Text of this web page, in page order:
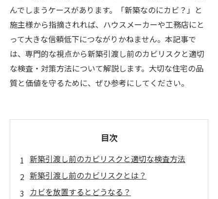
んでしまうケースがあります。「新築なのにカビ？」と
施主様から指摘されれば、ハウスメーカーや工務店にと
って大きな信頼低下につながりかねません。本記事で
は、専門的な視点から新築引渡し前のカビリスクと適切
な検査・対策方法について解説します。大切な住宅の品
質と価値を守るために、ぜひ参考にしてください。
目次
新築引渡し前のカビリスクと適切な検査方法
新築引渡し前のカビリスクとは？
カビを放置するとどうなる？